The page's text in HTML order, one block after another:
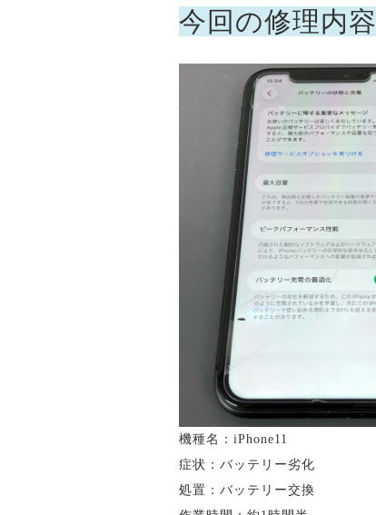
今回の修理内容
機種名：iPhone11
症状：バッテリー劣化
処置：バッテリー交換